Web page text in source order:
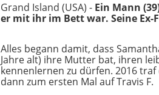
Grand Island (USA) - Ein Mann
er mit ihr im Bett war. Seine
Alles begann damit, dass
Jahre alt) ihre Mutter bat, ihren
kennenlernen zu dürfen. 2016 traf
dann zum ersten Mal auf Travis F.